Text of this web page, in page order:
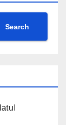
Search